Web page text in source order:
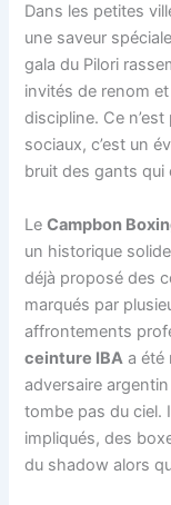
Dans les petites
une saveur
gala du Pilori
invités de renom
discipline. Ce
sociaux, c’est un
bruit des gants qui
LeCampbon
un historique
déjà proposé des
marqués par
affrontements
ceinture IBA a été
adversaire
tombe pas du ciel.
impliqués, des
du shadow alors